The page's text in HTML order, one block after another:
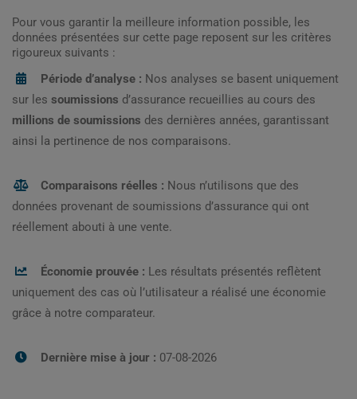
Pour vous garantir la meilleure information possible, les
données présentées sur cette page reposent sur les critères
rigoureux suivants :
Période d’analyse : Nos analyses se basent uniquement
sur les soumissions d’assurance recueillies au cours des
millions de soumissions des dernières années, garantissant
ainsi la pertinence de nos comparaisons.
Comparaisons réelles : Nous n’utilisons que des
données provenant de soumissions d’assurance qui ont
réellement abouti à une vente.
Économie prouvée : Les résultats présentés reflètent
uniquement des cas où l’utilisateur a réalisé une économie
grâce à notre comparateur.
Dernière mise à jour : 07-08-2026